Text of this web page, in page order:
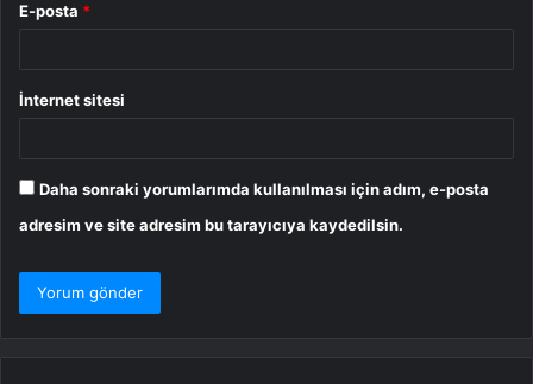
E-posta *
İnternet sitesi
Daha sonraki yorumlarımda kullanılması için adım, e-posta
adresim ve site adresim bu tarayıcıya kaydedilsin.